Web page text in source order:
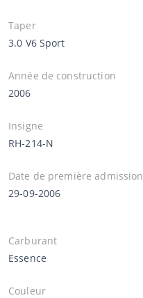
Taper
3.0 V6 Sport
Année de construction
2006
Insigne
RH-214-N
Date de première admission
29-09-2006
Carburant
Essence
Couleur